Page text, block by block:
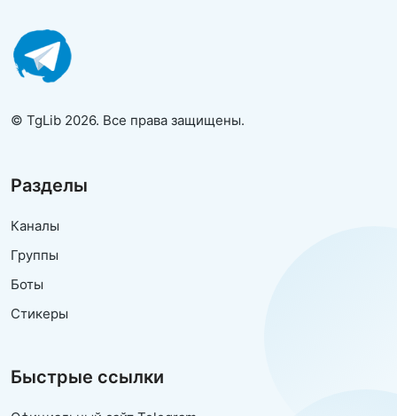
© TgLib 2026. Все права защищены.
Разделы
Каналы
Группы
Боты
Стикеры
Быстрые ссылки